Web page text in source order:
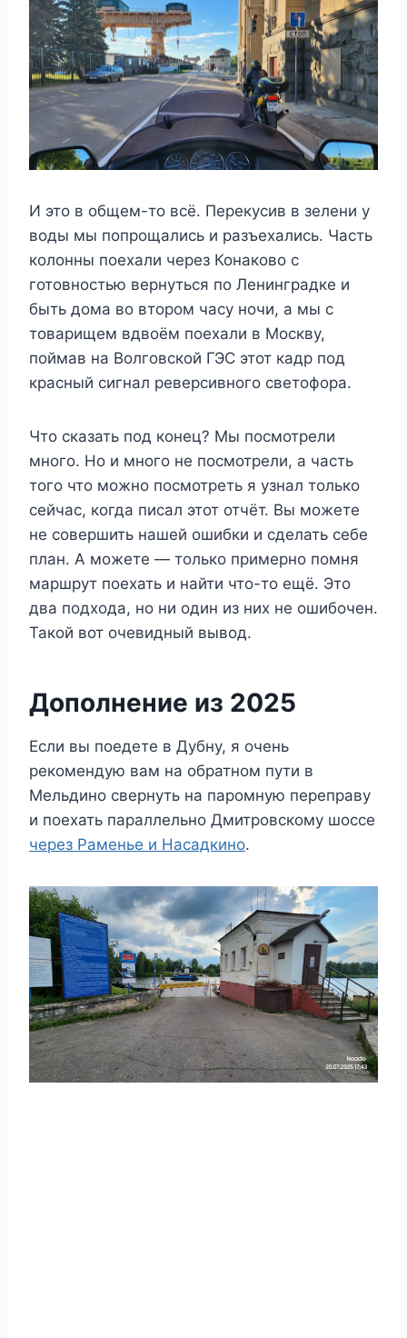
И это в общем-то всё. Перекусив в зелени у
воды мы попрощались и разъехались. Часть
колонны поехали через Конаково с
готовностью вернуться по Ленинградке и
быть дома во втором часу ночи, а мы с
товарищем вдвоём поехали в Москву,
поймав на Волговской ГЭС этот кадр под
красный сигнал реверсивного светофора.
Что сказать под конец? Мы посмотрели
много. Но и много не посмотрели, а часть
того что можно посмотреть я узнал только
сейчас, когда писал этот отчёт. Вы можете
не совершить нашей ошибки и сделать себе
план. А можете — только примерно помня
маршрут поехать и найти что-то ещё. Это
два подхода, но ни один из них не ошибочен.
Такой вот очевидный вывод.
Дополнение из 2025
Если вы поедете в Дубну, я очень
рекомендую вам на обратном пути в
Мельдино свернуть на паромную переправу
и поехать параллельно Дмитровскому шоссе
через Раменье и Насадкино.